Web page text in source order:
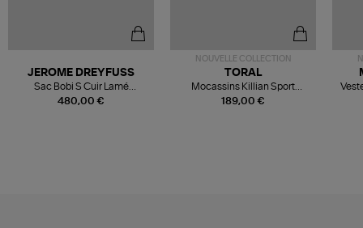
480,00 €
JEROME DREYFUSS
Sac Bobi S Cuir Lamé
Champagne
NOUVELLE COLLECTION
189,00 €
TORAL
Mocassins Killian Sport
Mousse